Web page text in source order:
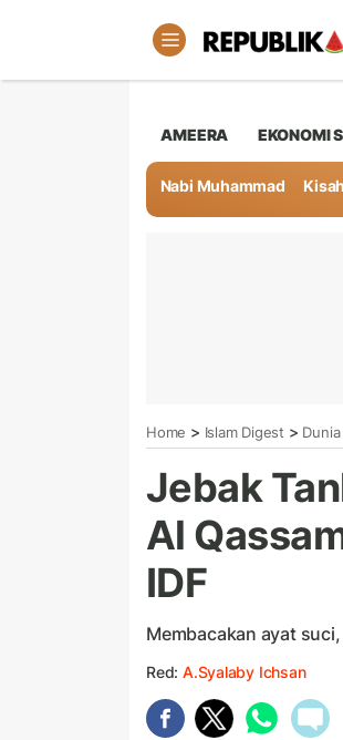
AMEERA EKONOMI
Nabi Muhammad Kisah
Home > Islam Digest > Dunia
Jebak
Al
IDF
Membacakan ayat
Red: A.Syalaby Ichsan